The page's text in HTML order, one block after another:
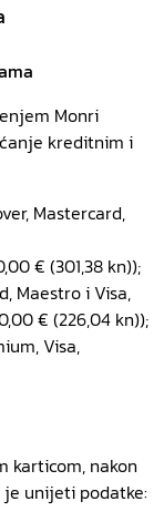
Monri
kreditnim i
Mastercard,
€ (301,38 kn));
Maestro i Visa,
€ (226,04 kn));
Visa,
karticom, nakon
unijeti podatke: